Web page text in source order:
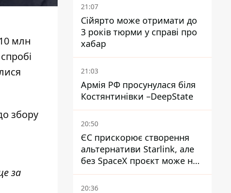
млн
збору
за
21:07
Сійярто може отримати до
3 років тюрми у справі про
хабар
21:03
Армія РФ просунулася біля
Костянтинівки –DeepState
20:50
ЄС прискорює створення
альтернативи Starlink, але
без SpaceX проєкт може не
обійтися
20:36